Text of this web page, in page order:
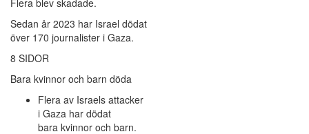
Flera blev skadade.
Sedan år 2023 har Israel dödat
över 170 journalister i Gaza.
8 SIDOR
Bara kvinnor och barn döda
Flera av Israels attacker
i Gaza har dödat
bara kvinnor och barn.